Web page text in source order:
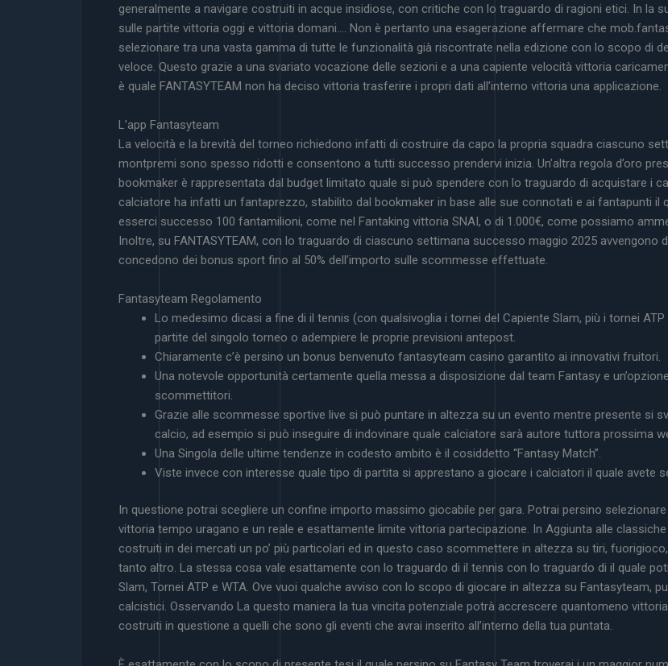
generalmente a navigare costruiti in acque insidiose, con critiche con lo traguardo di ragioni etici. In la
sulle partite vittoria oggi e vittoria domani…. Non è pertanto una esagerazione affermare che
selezionare tra una vasta gamma di tutte le funzionalità già riscontrate nella edizione con lo scopo di
veloce. Questo grazie a una svariato vocazione delle sezioni e a una capiente velocità vittoria
è quale FANTASYTEAM non ha deciso vittoria trasferire i propri dati all’interno vittoria una applicazione.
L’app Fantasyteam
La velocità e la brevità del torneo richiedono infatti di costruire da capo la propria squadra ciascuno
montpremi sono spesso ridotti e consentono a tutti successo prendervi inizia. Un’altra regola d’oro
bookmaker è rappresentata dal budget limitato quale si può spendere con lo traguardo di acquistare i
calciatore ha infatti un fantaprezzo, stabilito dal bookmaker in base alle sue connotati e ai fantapunti il
esserci successo 100 fantamilioni, come nel Fantaking vittoria SNAI, o di 1.000€, come possiamo
Inoltre, su FANTASYTEAM, con lo traguardo di ciascuno settimana successo maggio 2025
concedono dei bonus sport fino al 50% dell’importo sulle scommesse effettuate.
Fantasyteam Regolamento
Lo medesimo dicasi a fine di il tennis (con qualsivoglia i tornei del Capiente Slam, più i tornei
partite del singolo torneo o adempiere le proprie previsioni antepost.
Chiaramente c’è persino un bonus benvenuto fantasyteam casino garantito ai innovativi fruitori.
Una notevole opportunità certamente quella messa a disposizione dal team Fantasy e
scommettitori.
Grazie alle scommesse sportive live si può puntare in altezza su un evento mentre presente si
calcio, ad esempio si può inseguire di indovinare quale calciatore sarà autore tuttora prossima
Una Singola delle ultime tendenze in codesto ambito è il cosiddetto “Fantasy Match”.
Viste invece con interesse quale tipo di partita si apprestano a giocare i calciatori il quale avete
In questione potrai scegliere un confine importo massimo giocabile per gara. Potrai persino
vittoria tempo uragano e un reale e esattamente limite vittoria partecipazione. In Aggiunta alle
costruiti in dei mercati un po’ più particolari ed in questo caso scommettere in altezza su tiri,
tanto altro. La stessa cosa vale esattamente con lo traguardo di il tennis con lo traguardo di il quale
Slam, Tornei ATP e WTA. Ove vuoi qualche avviso con lo scopo di giocare in altezza su Fantasyteam,
calcistici. Osservando La questo maniera la tua vincita potenziale potrà accrescere quantomeno
costruiti in questione a quelli che sono gli eventi che avrai inserito all’interno della tua puntata.